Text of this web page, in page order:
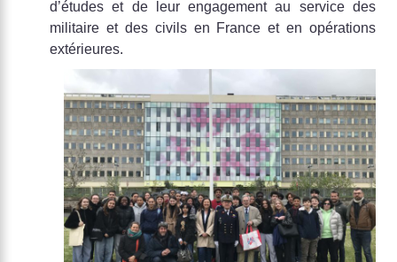
d’études et de leur engagement au service des
militaire et des civils en France et en opérations
extérieures.